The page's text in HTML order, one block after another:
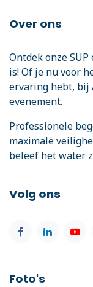
Over ons
Ontdek onze
is! Of je nu voor
ervaring hebt, bij
evenement.
Professionele
maximale
beleef het water
Volg ons
Foto's